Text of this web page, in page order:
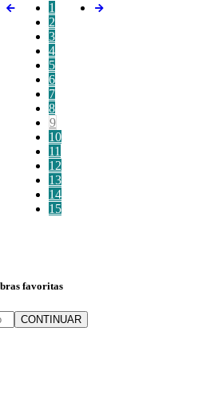
1
2
3
4
5
6
7
8
9
10
11
12
13
14
15
favoritas
CONTINUAR